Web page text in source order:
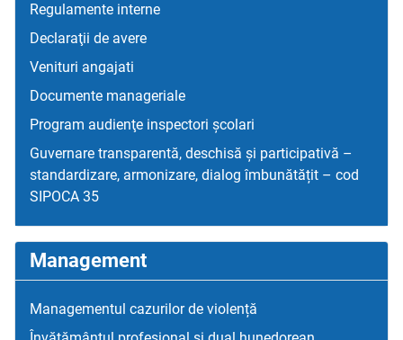
Regulamente interne
Declaraţii de avere
Venituri angajati
Documente manageriale
Program audienţe inspectori școlari
Guvernare transparentă, deschisă și participativă –
standardizare, armonizare, dialog îmbunătățit – cod
SIPOCA 35
Management
Managementul cazurilor de violență